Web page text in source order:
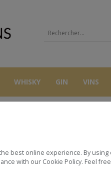
best online experience. By
with our Cookie Policy. Feel
WHISKY GIN VINS
AMARO 70